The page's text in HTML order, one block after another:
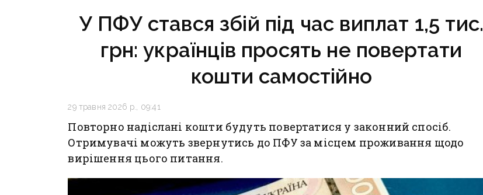
У ПФУ стався збій під час виплат 1,5 тис.
грн: українців просять не повертати
кошти самостійно
29 травня 2026 р., 09:41
Повторно надіслані кошти будуть повертатися у законний спосіб.
Отримувачі можуть звернутись до ПФУ за місцем проживання щодо
вирішення цього питання.